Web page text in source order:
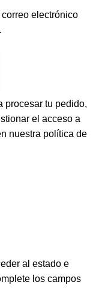
electrónico
procesar tu pedido,
el acceso a
nuestra política de
al estado e
los campos